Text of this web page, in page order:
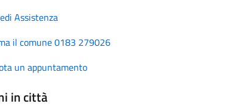
Assistenza
il comune 0183 279026
un appuntamento
in città